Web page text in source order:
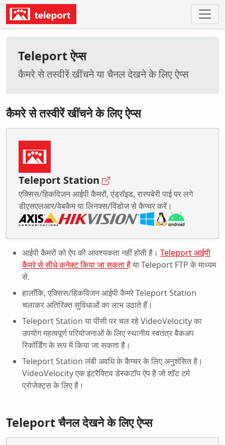
Teleport ऐप्स
कैमरे से तस्वीरें खींचने या चैनल देखने के लिए ऐप्स
कैमरे से तस्वीरें खींचने के लिए ऐप्स
Teleport Station
एक्सिस/हिकविजन आईपी कैमरों, एंड्रॉइड, रास्पबेरी पाई पर लगे
डीएसएलआर/वेबकैम या लिनक्स/विंडोज से कैप्चर करें।
आईपी कैमरों को ऐप की आवश्यकता नहीं होती है। Teleport आईपी
कैमरे से सीधे कनेक्ट किया जा सकता हैया Teleport FTP के माध्यम
से.
हालाँकि, एक्सिस/हिकविजन आईपी कैमरे Teleport Station
चलाकर अतिरिक्त सुविधाओं का लाभ उठाते हैं।
Teleport Station या पीसी पर चल रहे VideoVelocity का
उपयोग महत्वपूर्ण परियोजनाओं के लिए स्थानीय स्वतंत्र बैकअप
रिकॉर्डिंग के रूप में किया जा सकता है।
Teleport Station लंबी अवधि के कैप्चर के लिए अनुशंसित है।
VideoVelocity एक इंटरैक्टिव डेस्कटॉप ऐप है जो शॉट टर्म
प्रोजेक्ट्स के लिए है।
Teleport चैनल देखने के लिए ऐप्स